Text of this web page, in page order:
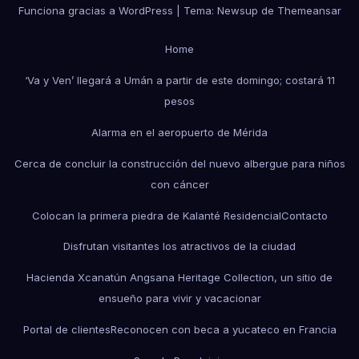
Funciona gracias a WordPress Tema: Newsup de Themeansar
Home
‘Va y Ven’ llegará a Umán a partir de este domingo; costará 11
pesos
Alarma en el aeropuerto de Mérida
Cerca de concluir la construcción del nuevo albergue para niños
con cáncer
Colocan la primera piedra de Kalanté ResidencialContacto
Disfrutan visitantes los atractivos de la ciudad
Hacienda Xcanatún Angsana Heritage Collection, un sitio de
ensueño para vivir y vacacionar
Portal de clientesReconocen con beca a yucateco en Francia